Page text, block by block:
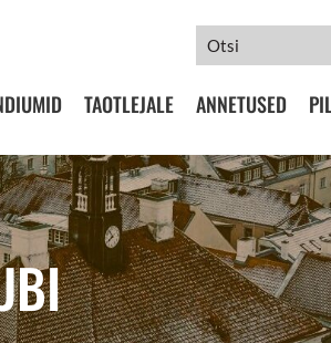
TAOTLEJALE ANNETUSED